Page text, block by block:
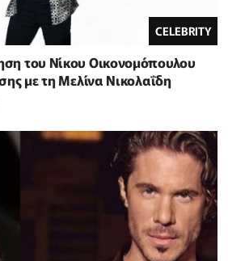
CELEBRITY
του Νίκου Οικονομόπουλου
με τη Μελίνα Νικολαΐδη